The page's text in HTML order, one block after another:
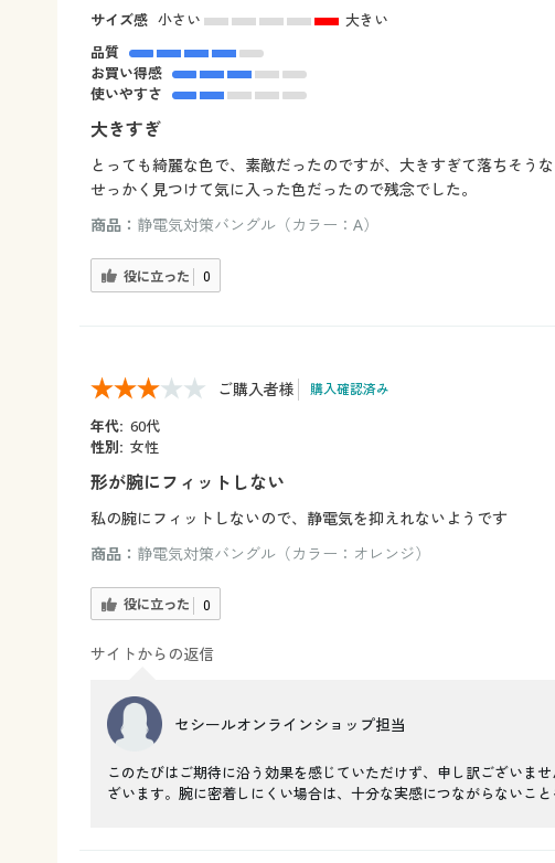
サイズ感 小さい
大きい
品質
お買い得感
使いやすさ
大きすぎ
とっても綺麗な色で、素敵だったのですが、大きすぎて落ちそう
せっかく見つけて気に入った色だったので残念でした。
商品： 静電気対策バングル（カラー：A）
役に立った 0
ご購入者様 購入確認済み
年代: 60代
性別: 女性
形が腕にフィットしない
私の腕にフィットしないので、静電気を抑えれないようです
商品： 静電気対策バングル（カラー：オレンジ）
役に立った 0
サイトからの返信
セシールオンラインショップ担当
このたびはご期待に沿う効果を感じていただけず、申し訳ございま
ざいます。腕に密着しにくい場合は、十分な実感につながらないこ